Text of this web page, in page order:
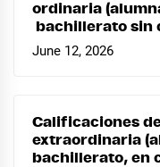
ordinaria
bachillerato sin
June 12, 2026
Calificaciones
extraordinaria
bachillerato, en